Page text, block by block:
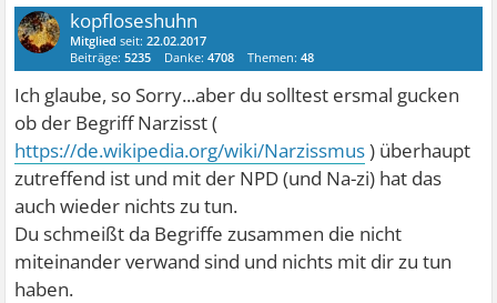
kopfloseshuhn
Mitglied seit:22.02.2017
Beiträge:5235 Danke:4708 Themen:48
Ich glaube, so Sorry...aber du solltest ersmal gucken
ob der Begriff Narzisst (
https://de.wikipedia.org/wiki/Narzissmus) überhaupt
zutreffend ist und mit der NPD (und Na-zi) hat das
auch wieder nichts zu tun.
Du schmeißt da Begriffe zusammen die nicht
miteinander verwand sind und nichts mit dir zu tun
haben.